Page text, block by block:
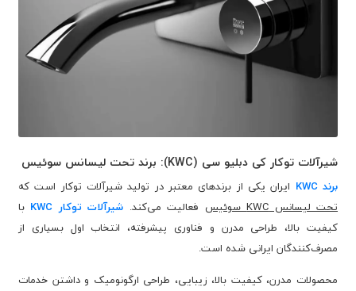
شیرآلات توکار کی دبلیو سی (KWC): برند تحت لیسانس سوئیس
برند KWC
ایران یکی از برندهای معتبر در تولید شیرآلات توکار است که
تحت لیسانس KWC سوئیس
فعالیت می‌کند. شیرآلات توکار KWC
با
کیفیت بالا، طراحی مدرن و فناوری پیشرفته، انتخاب اول بسیاری از
مصرف‌کنندگان ایرانی شده است.
محصولات مدرن، کیفیت بالا، زیبایی، طراحی ارگونومیک و داشتن خدمات